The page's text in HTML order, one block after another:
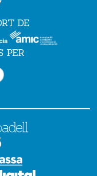
DE
PER